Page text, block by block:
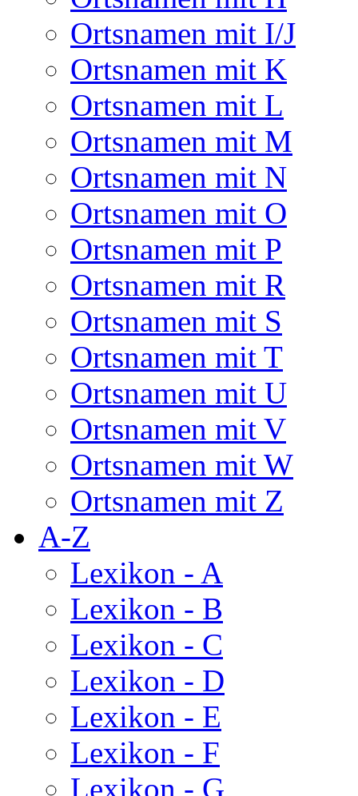
Ortsnamen mit I/J
Ortsnamen mit K
Ortsnamen mit L
Ortsnamen mit M
Ortsnamen mit N
Ortsnamen mit O
Ortsnamen mit P
Ortsnamen mit R
Ortsnamen mit S
Ortsnamen mit T
Ortsnamen mit U
Ortsnamen mit V
Ortsnamen mit W
Ortsnamen mit Z
A-Z
Lexikon - A
Lexikon - B
Lexikon - C
Lexikon - D
Lexikon - E
Lexikon - F
Lexikon - G